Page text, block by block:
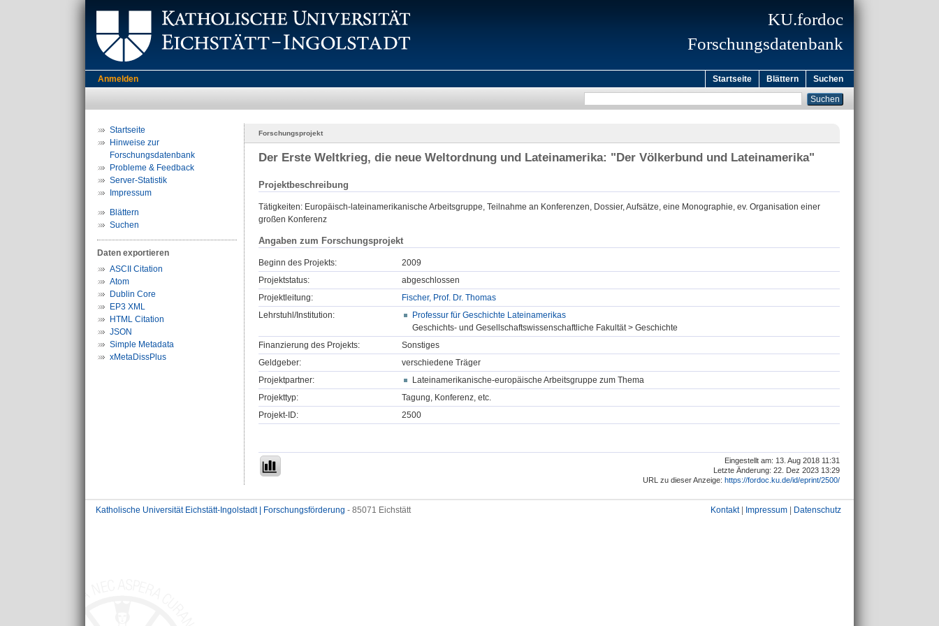
KU.fordoc
Forschungsdatenbank
Anmelden Startseite Blättern Suchen
Startseite
Hinweise zur
Forschungsdatenbank
Probleme & Feedback
Server-Statistik
Impressum
Blättern
Suchen
Daten exportieren
ASCII Citation
Atom
Dublin Core
EP3 XML
HTML Citation
JSON
Simple Metadata
xMetaDissPlus
Forschungsprojekt
Der Erste Weltkrieg, die neue Weltordnung und Lateinamerika: "Der Völkerbund und Lateinamerika"
Projektbeschreibung
Tätigkeiten: Europäisch-lateinamerikanische Arbeitsgruppe, Teilnahme an Konferenzen, Dossier, Aufsätze, eine Monographie, ev. Organisation einer
großen Konferenz
Angaben zum Forschungsprojekt
Beginn des Projekts:
2009
Projektstatus:
abgeschlossen
Projektleitung:
Fischer, Prof. Dr. Thomas
Lehrstuhl/Institution:
Professur für Geschichte Lateinamerikas
Geschichts- und Gesellschaftswissenschaftliche Fakultät > Geschichte
Finanzierung des Projekts:
Sonstiges
Geldgeber:
verschiedene Träger
Projektpartner:
Lateinamerikanische-europäische Arbeitsgruppe zum Thema
Projekttyp:
Tagung, Konferenz, etc.
Projekt-ID:
2500
Eingestellt am: 13. Aug 2018 11:31
Letzte Änderung: 22. Dez 2023 13:29
URL zu dieser Anzeige: https://fordoc.ku.de/id/eprint/2500/
Katholische Universität Eichstätt-Ingolstadt | Forschungsförderung - 85071 Eichstätt Kontakt| Impressum Datenschutz